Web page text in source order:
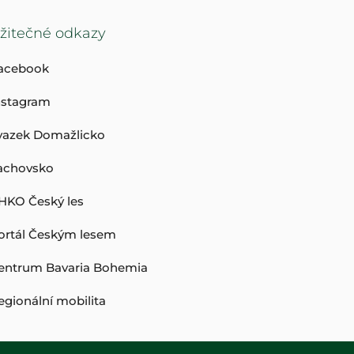
odkazy
Domažlicko
Český les
Českým lesem
Bavaria Bohemia
mobilita